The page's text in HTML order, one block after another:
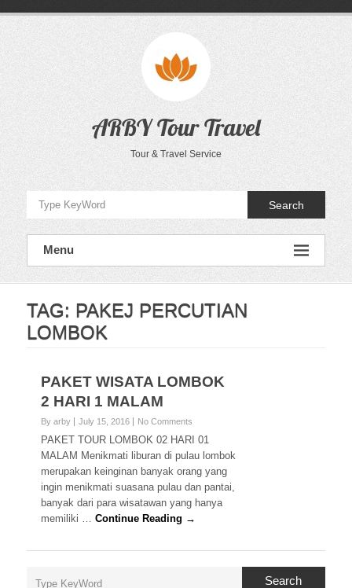
ARBY Tour Travel
Tour & Travel Service
Search
Menu
TAG: PAKEJ PERCUTIAN
LOMBOK
PAKET WISATA LOMBOK
2 HARI 1 MALAM
By arby July 15, 2016 No Comments
PAKET TOUR LOMBOK 02 HARI 01
MALAM Menikmati liburan di pulau lombok
merupakan keinginan banyak orang yang
ingin menikmati suasana pulau dan pantai,
banyak dari para wisatawan yang hanya
memiliki …Continue Reading →
Search